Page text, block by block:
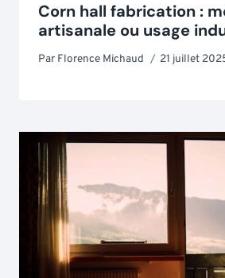
Corn hall fabrication :
artisanale ou usage
Par Florence Michaud 21 juillet